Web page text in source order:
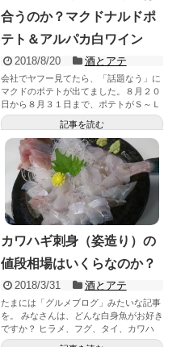
合うのか？マクドナルドポ
テト＆アルパカ白ワイン
2018/8/20 酒とアテ
会社でヤフー見てたら、「話題なう」に
マクドのポテトが出てました。８月２０
日から８月３１日まで、ポテトがＳ～Ｌ
すべて１５０円とのこと。 ちな...
記事を読む
カワハギ刺身（姿造り）の
値段相場はいくらなのか？
2018/3/31 酒とアテ
たまには「グルメブログ」みたいな記事
を。 みなさんは、どんな白身魚がお好き
ですか？ ヒラメ、フグ、タイ、カワハ
ギ、コチ、オコゼ。白身の刺...